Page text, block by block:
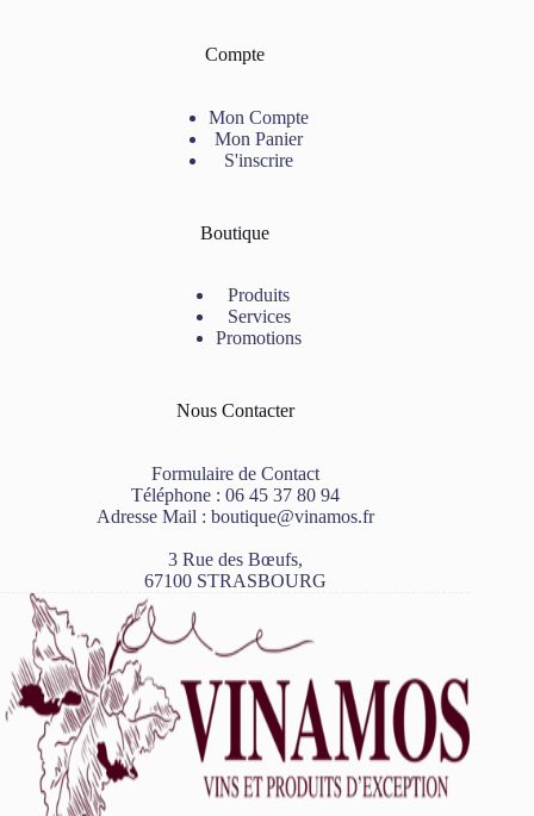
Compte
Mon Compte
Mon Panier
S'inscrire
Boutique
Produits
Services
Promotions
Nous Contacter
Formulaire de Contact
Téléphone : 06 45 37 80 94
Adresse Mail : boutique@vinamos.fr
3 Rue des Bœufs,
67100 STRASBOURG